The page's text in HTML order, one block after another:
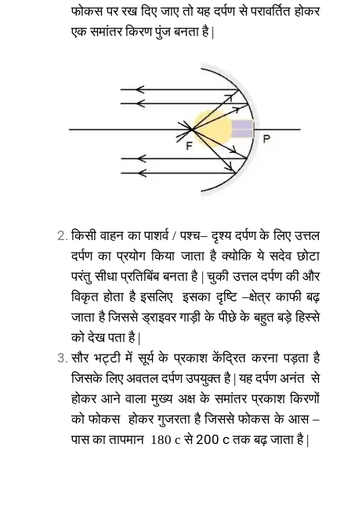
फोकस पर रख दिए जाए तो यह दर्पण से परावर्तित होकर
एकसमांतरकिरणपुंजबनताहै|
किसी वाहन का पाशर्व/पश्च–दृश्य दर्पण के लिए उत्तल
दर्पण का प्रयोग किया जाता है क्योकि ये सदेव छोटा
परंतुसीधाप्रतिबिंबबनताहै|चुकीउत्तलदर्पणकीऔर
विकृत होता है इसलिए इसका दृष्टि–क्षेत्र काफी बढ़
जाता है जिससे ड्राइवर गाड़ी के पीछे के बहुत बड़े हिस्से
कोदेखपताहै|
सौर भट्टी में सूर्य के प्रकाश केंद्रित करना पड़ता है
जिसकेलिएअवतलदर्पणउपयुक्तहै|यहदर्पणअनंत से
होकर आने वाला मुख्य अक्ष के समांतर प्रकाश किरणों
को फोकस होकर गुजरता है जिससे फोकस के आस–
पासकातापमान 180 c से200 c तकबढ़जाताहै|